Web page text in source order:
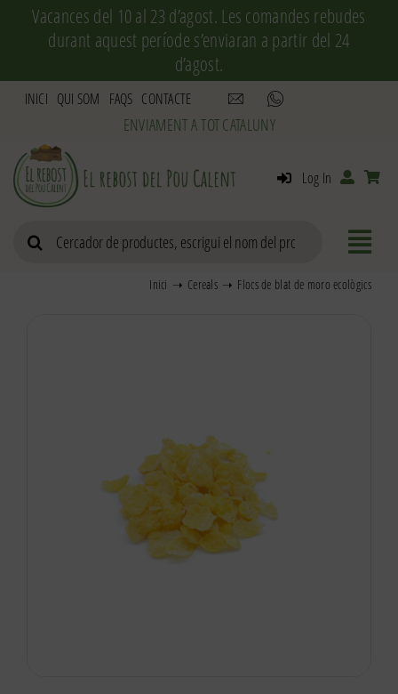
Vacances del 10 al 23 d’agost. Les comandes rebudes
durant aquest període s’enviaran a partir del 24
d’agost.
INICI QUI SOM FAQS CONTACTE
Search
for:
Log In
Inici Cereals Flocs de blat de moro ecològics